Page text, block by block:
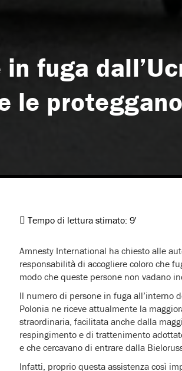
in fuga
le
Tempo di lettura stimato: 9'
Amnesty International ha chiesto alle
responsabilità di accogliere coloro che
modo che queste persone non vadano
Il numero di persone in fuga all’interno
Polonia ne riceve attualmente la
straordinaria, facilitata anche dalla
respingimento e di trattenimento
e che cercavano di entrare dalla
Infatti, proprio questa assistenza così